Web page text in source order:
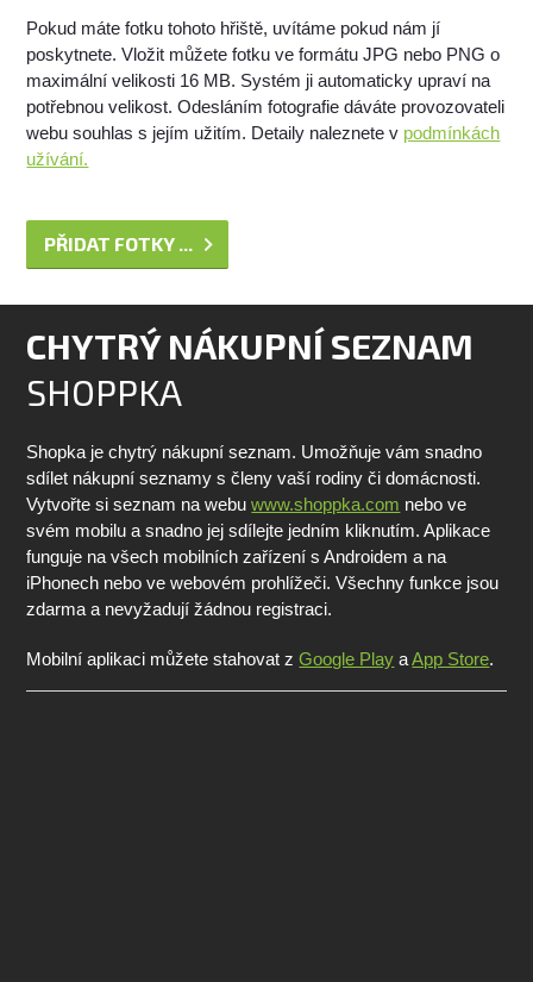
Pokud máte fotku tohoto hřiště, uvítáme pokud nám jí
poskytnete. Vložit můžete fotku ve formátu JPG nebo PNG o
maximální velikosti 16 MB. Systém ji automaticky upraví na
potřebnou velikost. Odesláním fotografie dáváte provozovateli
webu souhlas s jejím užitím. Detaily naleznete v podmínkách
užívání.
PŘIDAT FOTKY ...
CHYTRÝ NÁKUPNÍ SEZNAM
SHOPPKA
Shopka je chytrý nákupní seznam. Umožňuje vám snadno
sdílet nákupní seznamy s členy vaší rodiny či domácnosti.
Vytvořte si seznam na webuwww.shoppka.com nebo ve
svém mobilu a snadno jej sdílejte jedním kliknutím. Aplikace
funguje na všech mobilních zařízení s Androidem a na
iPhonech nebo ve webovém prohlížeči. Všechny funkce jsou
zdarma a nevyžadují žádnou registraci.
Mobilní aplikaci můžete stahovat zGoogle Play aApp Store.